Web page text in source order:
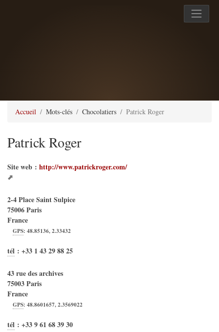
Accueil Mots-clés Chocolatiers Patrick Roger
Patrick Roger
Site web : http://www.patrickroger.com/
2-4 Place Saint Sulpice
75006Paris
France
GPS:48.85136,2.33432
tél : +33 1 43 29 88 25
43 rue des archives
75003Paris
France
GPS:48.8601657,2.3569022
tél : +33 9 61 68 39 30